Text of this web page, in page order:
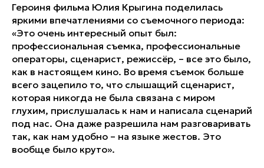
Героиня фильма Юлия Крыгина поделилась
яркими впечатлениями со съемочного периода:
«Это очень интересный опыт был:
профессиональная съемка, профессиональные
операторы, сценарист, режиссёр, – все это было,
как в настоящем кино. Во время съемок больше
всего зацепило то, что слышащий сценарист,
которая никогда не была связана с миром
глухим, прислушалась к нам и написала сценарий
под нас. Она даже разрешила нам разговаривать
так, как нам удобно – на языке жестов. Это
вообще было круто».